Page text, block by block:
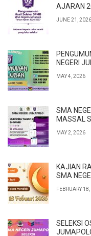
AJARAN
JUNE 21, 2026
NEGERI
MAY 4, 2026
SMA
MASSAL
MAY 2, 2026
KAJIAN
SMA
FEBRUARY
SELEKSI